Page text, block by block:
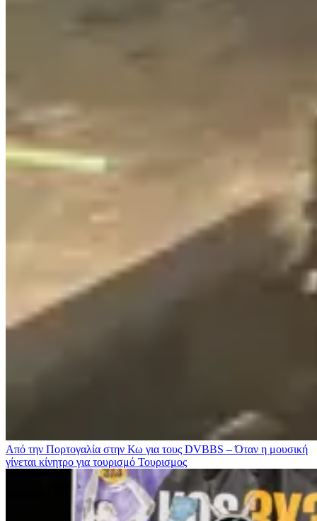
Από την Πορτογαλία στην Κω για τους DVBBS – Όταν η μουσική
γίνεται κίνητρο για τουρισμό Τουρισμος